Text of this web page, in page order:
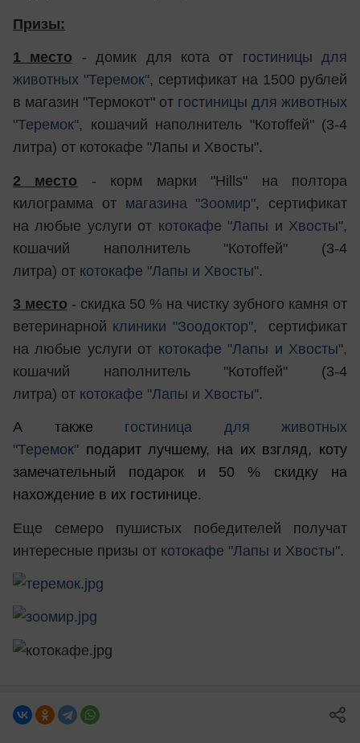
Призы:
1 место - домик для кота от гостиницы для
животных "Теремок", сертификат на 1500 рублей
в магазин "Термокот" от гостиницы для животных
"Теремок", кошачий наполнитель "Котоffей" (3-4
литра) от котокафе "Лапы и Хвосты".
2 место - корм марки "Hills" на полтора
килограмма от магазина "Зоомир", сертификат
на любые услуги от котокафе "Лапы и Хвосты",
кошачий наполнитель "Котоffей" (3-4
литра) от котокафе "Лапы и Хвосты".
3 место - скидка 50 % на чистку зубного камня от
ветеринарной клиники "Зоодоктор", сертификат
на любые услуги от котокафе "Лапы и Хвосты",
кошачий наполнитель "Котоffей" (3-4
литра) от котокафе "Лапы и Хвосты".
А также гостиница для животных
"Теремок" подарит лучшему, на их взгляд, коту
замечательный подарок и 50 % скидку на
нахождение в их гостинице.
Еще семеро пушистых победителей получат
интересные призы от котокафе "Лапы и Хвосты".